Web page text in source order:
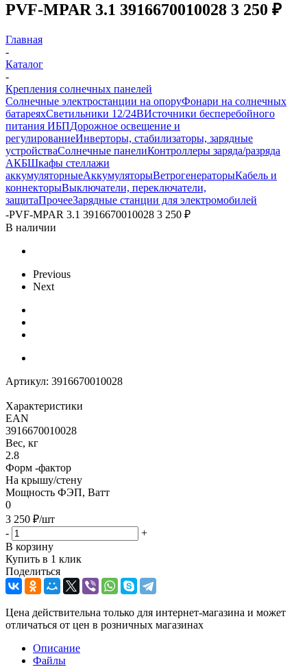
PVF-MPAR 3.1 3916670010028 3 250 ₽
Главная
-
Каталог
-
Крепления солнечных панелей
Солнечные электростанции на опоруФонари на солнечных
батареяхСветильники 12/24ВИсточники бесперебойного
питания ИБПДорожное освещение и
регулированиеИнверторы, стабилизаторы, зарядные
устройстваСолнечные панелиКонтроллеры заряда/разряда
АКБШкафы стеллажи
аккумуляторныеАккумуляторыВетрогенераторыКабель и
коннекторыВыключатели, переключатели,
защитаПрочееЗарядные станции для электромобилей
-PVF-MPAR 3.1 3916670010028 3 250 ₽
В наличии
Previous
Next
Артикул: 3916670010028
Характеристики
EAN
3916670010028
Вес, кг
2.8
Форм -фактор
На крышу/стену
Мощность ФЭП, Ватт
0
3 250 ₽/шт
-
+
В корзину
Купить в 1 клик
Поделиться
Цена действительна только для интернет-магазина и может
отличаться от цен в розничных магазинах
Описание
Файлы